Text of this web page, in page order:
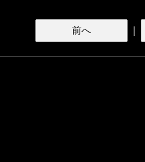
前へ